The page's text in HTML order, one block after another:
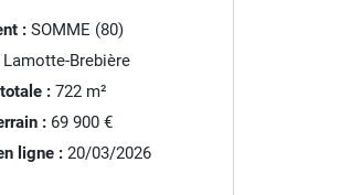
:SOMME (80)
Lamotte-Brebière
: 722 m²
:69 900 €
ligne : 20/03/2026